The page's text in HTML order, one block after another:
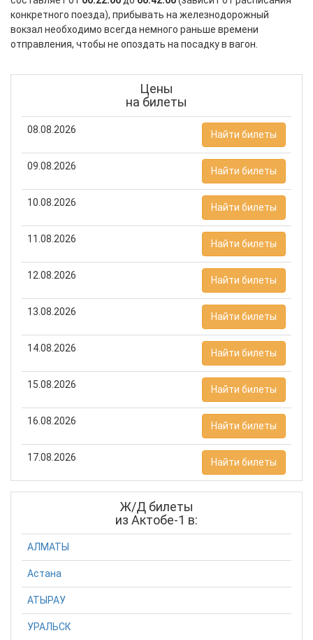
конкретного поезда), прибывать на железнодорожный
вокзал необходимо всегда немного раньше времени
отправления, чтобы не опоздать на посадку в вагон.
Цены
на билеты
08.08.2026 Найти билеты
09.08.2026 Найти билеты
10.08.2026 Найти билеты
11.08.2026 Найти билеты
12.08.2026 Найти билеты
13.08.2026 Найти билеты
14.08.2026 Найти билеты
15.08.2026 Найти билеты
16.08.2026 Найти билеты
17.08.2026 Найти билеты
Ж/Д билеты
из Актобе-1 в:
АЛМАТЫ
Астана
АТЫРАУ
УРАЛЬСК